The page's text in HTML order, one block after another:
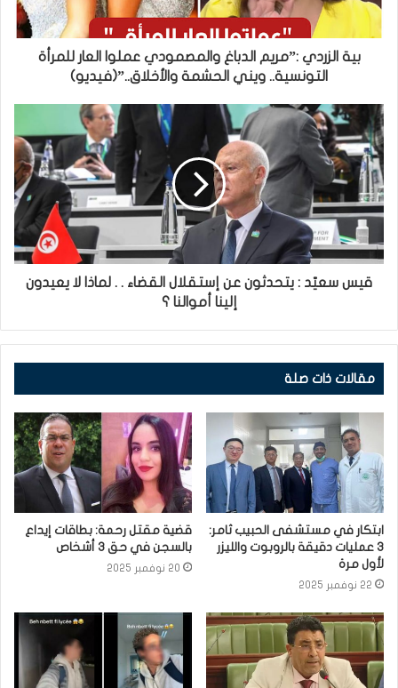
بية الزردي :”مريم الدباغ والمصمودي عملوا العار للمرأة
التونسية.. ويني الحشمة والأخلاق..”(فيديو)
قيس سعيّد : يتحدثون عن إستقلال القضاء . . لماذا لا يعيدون
إلينا أموالنا ؟
مقالات ذات صلة
ابتكار في مستشفى الحبيب ثامر:
3 عمليات دقيقة بالروبوت والليزر
لأول مرة
22 نوفمبر 2025
قضية مقتل رحمة: بطاقات إيداع
بالسجن في حق 3 أشخاص
20 نوفمبر 2025